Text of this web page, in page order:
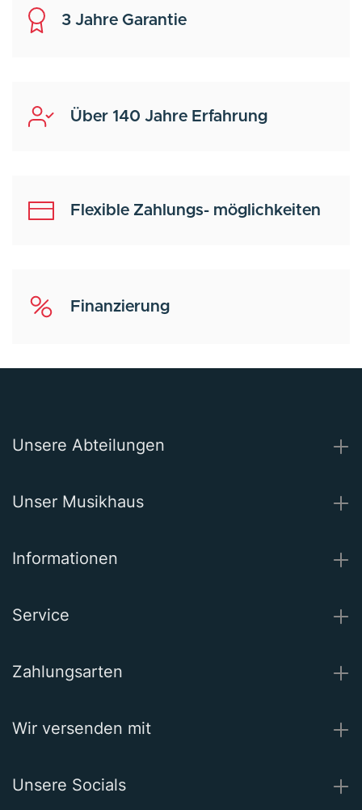
3 Jahre Garantie
Über 140 Jahre Erfahrung
Flexible Zahlungs- möglichkeiten
Finanzierung
Unsere Abteilungen
Unser Musikhaus
Informationen
Service
Zahlungsarten
Wir versenden mit
Unsere Socials